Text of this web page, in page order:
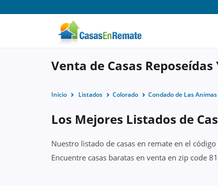
Venta de Casas
Inicio Listados Colorado Condado de Las Animas
Los Mejores Listados de
Nuestro listado de casas en remate en el
Encuentre casas baratas en venta en zip code